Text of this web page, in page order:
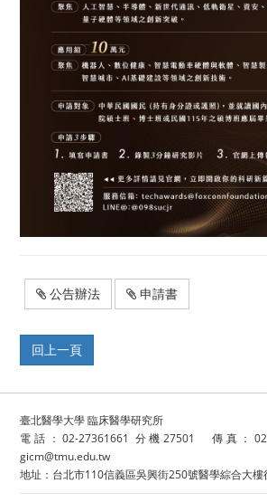
公告辦法 申請書
臺北醫學大學 臨床醫學研究所
電話：02-27361661 分機27501 傳真：
gicm@tmu.edu.tw
地址：台北市110信義區吳興街250號醫學綜合大樓